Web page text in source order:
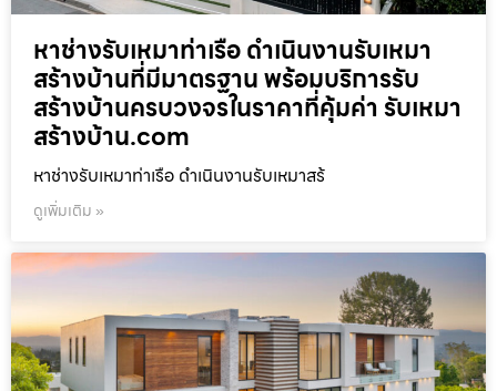
หาช่างรับเหมาท่าเรือ ดำเนินงานรับเหมา
สร้างบ้านที่มีมาตรฐาน พร้อมบริการรับ
สร้างบ้านครบวงจรในราคาที่คุ้มค่า รับเหมา
สร้างบ้าน.com
หาช่างรับเหมาท่าเรือ ดำเนินงานรับเหมาสร้
ดูเพิ่มเติม »